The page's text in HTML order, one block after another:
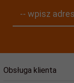
-- wpisz
Obsługa klienta